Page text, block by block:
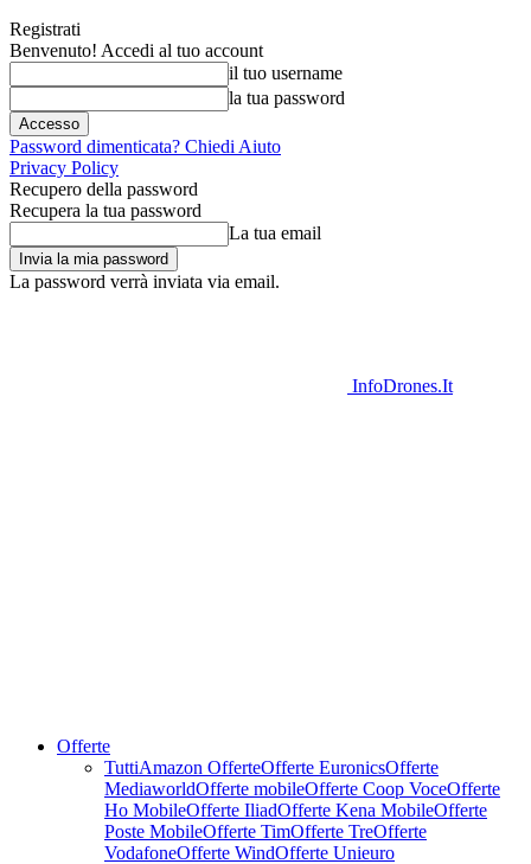
Registrati
Benvenuto! Accedi al tuo account
il tuo username
la tua password
Password dimenticata? Chiedi Aiuto
Privacy Policy
Recupero della password
Recupera la tua password
La tua email
La password verrà inviata via email.
InfoDrones.It
Offerte
TuttiAmazon OfferteOfferte EuronicsOfferte
MediaworldOfferte mobileOfferte Coop VoceOfferte
Ho MobileOfferte IliadOfferte Kena MobileOfferte
Poste MobileOfferte TimOfferte TreOfferte
VodafoneOfferte WindOfferte Unieuro